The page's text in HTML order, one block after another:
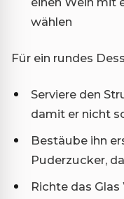
wählen
Für ein rundes
Serviere den
damit er nicht
Bestäube ihn
Puderzucker,
Richte das